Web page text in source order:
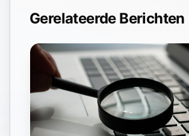
Gerelateerde Berichten